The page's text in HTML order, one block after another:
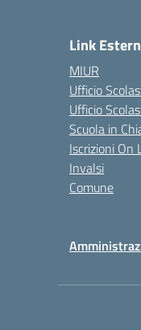
Link
MIUR
Ufficio
Ufficio
Scuola in
Iscrizioni On
Invalsi
Comune